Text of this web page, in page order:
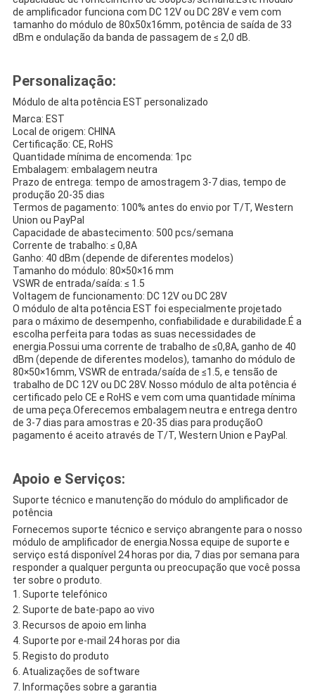
de amplificador funciona com DC 12V ou DC 28V e vem com
tamanho do módulo de 80x50x16mm, potência de saída de 33
dBm e ondulação da banda de passagem de ≤ 2,0 dB.
Personalização:
Módulo de alta potência EST personalizado
Marca: EST
Local de origem: CHINA
Certificação: CE, RoHS
Quantidade mínima de encomenda: 1pc
Embalagem: embalagem neutra
Prazo de entrega: tempo de amostragem 3-7 dias, tempo de
produção 20-35 dias
Termos de pagamento: 100% antes do envio por T/T, Western
Union ou PayPal
Capacidade de abastecimento: 500 pcs/semana
Corrente de trabalho: ≤ 0,8A
Ganho: 40 dBm (depende de diferentes modelos)
Tamanho do módulo: 80×50×16 mm
VSWR de entrada/saída: ≤ 1.5
Voltagem de funcionamento: DC 12V ou DC 28V
O módulo de alta potência EST foi especialmente projetado
para o máximo de desempenho, confiabilidade e durabilidade.É a
escolha perfeita para todas as suas necessidades de
energia.Possui uma corrente de trabalho de ≤0,8A, ganho de 40
dBm (depende de diferentes modelos), tamanho do módulo de
80×50×16mm, VSWR de entrada/saída de ≤1.5, e tensão de
trabalho de DC 12V ou DC 28V. Nosso módulo de alta potência é
certificado pelo CE e RoHS e vem com uma quantidade mínima
de uma peça.Oferecemos embalagem neutra e entrega dentro
de 3-7 dias para amostras e 20-35 dias para produçãoO
pagamento é aceito através de T/T, Western Union e PayPal.
Apoio e Serviços:
Suporte técnico e manutenção do módulo do amplificador de
potência
Fornecemos suporte técnico e serviço abrangente para o nosso
módulo de amplificador de energia.Nossa equipe de suporte e
serviço está disponível 24 horas por dia, 7 dias por semana para
responder a qualquer pergunta ou preocupação que você possa
ter sobre o produto.
Suporte telefónico
Suporte de bate-papo ao vivo
Recursos de apoio em linha
Suporte por e-mail 24 horas por dia
Registo do produto
Atualizações de software
Informações sobre a garantia